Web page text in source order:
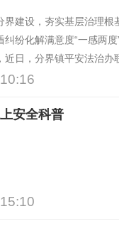
界建设，夯实基层治理
纠纷化解满意度“一感两
近日，分界镇平安法治
工及镇村法律顾问走进
安全科普